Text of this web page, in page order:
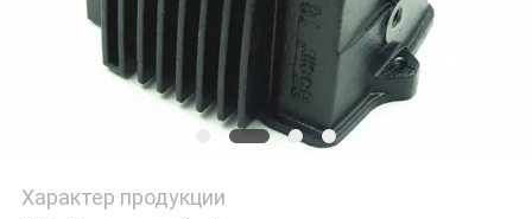
Характер продукции